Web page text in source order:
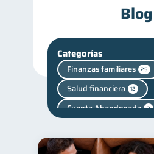
Blog
Categorías
Finanzas familiares 25
Salud financiera 12
Cuenta Abandonada 2
inversiones 1